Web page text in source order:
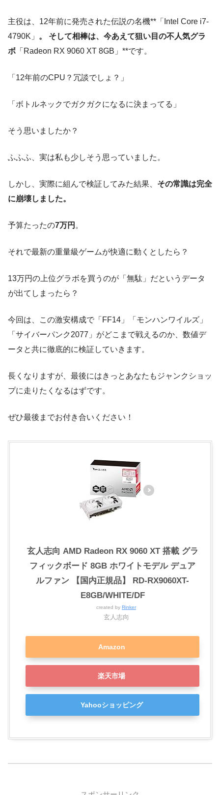
主役は、12年前に発売された伝説の名機**「Intel Core i7-
4790K」 。 そして相棒は、今あえて狙い目の不人気グラ
ボ 「Radeon RX 9060 XT 8GB」**です。
「12年前のCPU？冗談でしょ？」
「ボトルネックでガクガクになるに決まってる」
そう思いましたか？
ふふふ、実は私も少しそう思っていました。
しかし、実際に組んで検証してみた結果、 その常識は完全
に崩壊しました。
予算たったの7万円 。
それで最新の重量級ゲームが快適に動くとしたら？
13万円の上位グラボを買うのが「無駄」だというデータ
が出てしまったら？
今回は、この激安構成で「FF14」「モンハンワイルズ」
「サイバーパンク2077」がどこまで戦えるのか、数値デ
ータと共に徹底的に検証していきます。
長くなりますが、最後にはきっとあなたもジャンクショッ
プに走りたくなるはずです。
ぜひ最後までお付き合いください！
玄人志向 AMD Radeon RX 9060 XT 搭載 グラ
フィックボード 8GB ホワイトモデル デュア
ルファン 【国内正規品】 RD-RX9060XT-
E8GB/WHITE/DF
created by Rinker
玄人志向
Amazon
楽天市場
Yahooショッピング